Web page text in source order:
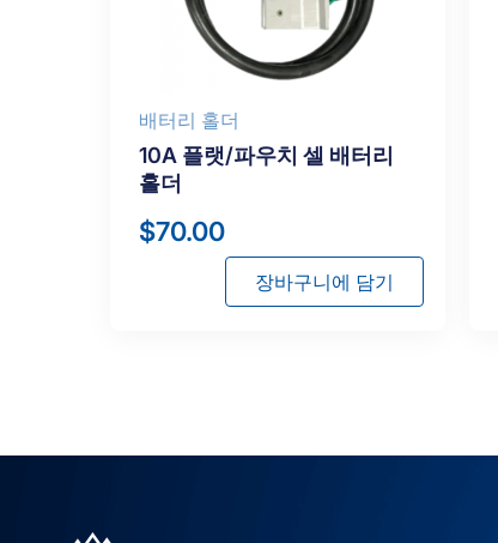
배터리 홀더
10A 플랫/파우치 셀 배터리
홀더
$70.00
장바구니에 담기